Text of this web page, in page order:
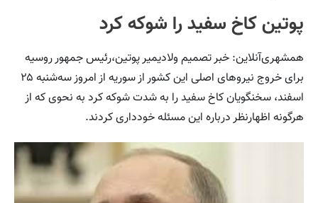
پوتین کاخ سفید را شوکه کرد
همشهری‌آنلاین: خبر تصمیم ولادیمیر پوتین،رئیس جمهور روسیه
برای خروج نیروهای اصلی این کشور از سوریه از امروز سه‌شنبه ۲۵
اسفند، سخنگویان کاخ سفید را به شدت شوکه کرد به نحوی که از
هرگونه اظهارنظر درباره این مسئله خودداری کردند.